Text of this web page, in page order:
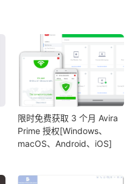
限时免费获取 3 个月 Avira
Prime 授权[Windows、
macOS、Android、iOS]